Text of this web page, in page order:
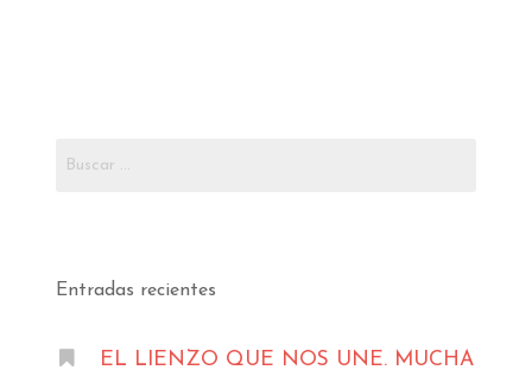
Entradas recientes
EL LIENZO QUE NOS UNE. MUCHA